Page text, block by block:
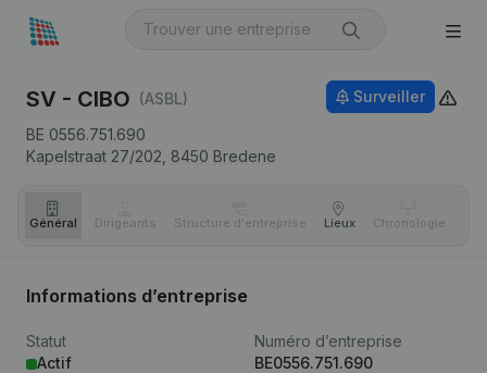
SV - CIBO (ASBL)
BE 0556.751.690
Kapelstraat 27/202, 8450 Bredene
Surveiller
Général Dirigeants Structure d'entreprise Lieux Chronologie
Informations d’entreprise
Statut
Actif
Numéro d’entreprise
BE0556.751.690